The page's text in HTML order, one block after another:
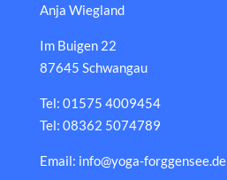
Anja Wiegland
Im Buigen 22
87645 Schwangau
Tel: 01575 4009454
Tel: 08362 5074789
Email: info@yoga-forggensee.de